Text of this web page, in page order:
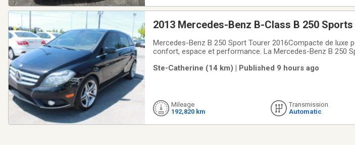
2013 Mercedes-Benz B-Class B 250
Mercedes-Benz B 250 Sport Tourer 2016Compacte de luxe
confort, espace et performance. La Mercedes-Benz B 250
cylindres 2.0L turbo performantTransmission
Ste-Catherine (14 km) | Published 9 hours ago
Mileage
192,820 km
Transmission
Automatic